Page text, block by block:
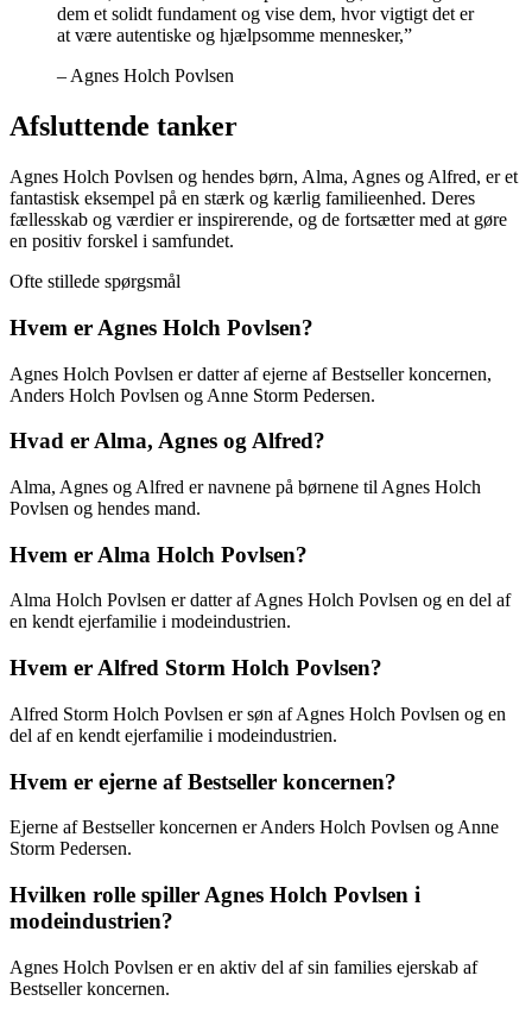
dem et solidt fundament og vise dem, hvor vigtigt det er
at være autentiske og hjælpsomme mennesker,”
– Agnes Holch Povlsen
Afsluttende tanker
Agnes Holch Povlsen og hendes børn, Alma, Agnes og Alfred, er et
fantastisk eksempel på en stærk og kærlig familieenhed. Deres
fællesskab og værdier er inspirerende, og de fortsætter med at gøre
en positiv forskel i samfundet.
Ofte stillede spørgsmål
Hvem er Agnes Holch Povlsen?
Agnes Holch Povlsen er datter af ejerne af Bestseller koncernen,
Anders Holch Povlsen og Anne Storm Pedersen.
Hvad er Alma, Agnes og Alfred?
Alma, Agnes og Alfred er navnene på børnene til Agnes Holch
Povlsen og hendes mand.
Hvem er Alma Holch Povlsen?
Alma Holch Povlsen er datter af Agnes Holch Povlsen og en del af
en kendt ejerfamilie i modeindustrien.
Hvem er Alfred Storm Holch Povlsen?
Alfred Storm Holch Povlsen er søn af Agnes Holch Povlsen og en
del af en kendt ejerfamilie i modeindustrien.
Hvem er ejerne af Bestseller koncernen?
Ejerne af Bestseller koncernen er Anders Holch Povlsen og Anne
Storm Pedersen.
Hvilken rolle spiller Agnes Holch Povlsen i
modeindustrien?
Agnes Holch Povlsen er en aktiv del af sin families ejerskab af
Bestseller koncernen.